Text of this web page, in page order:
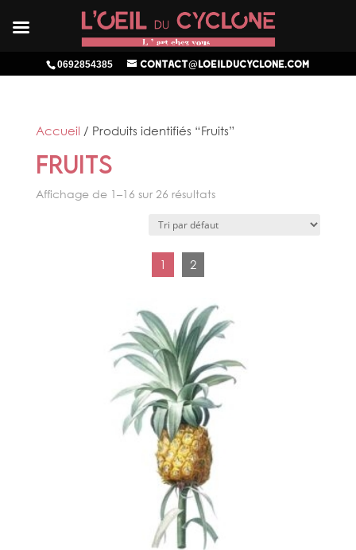
0692854385 contact@loeilducyclone.com
Accueil / Produits identifiés “Fruits”
Fruits
Affichage de 1–16 sur 26 résultats
1 2